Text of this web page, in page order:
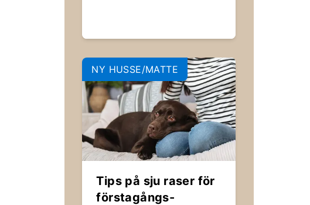
NY HUSSE/MATTE
Tips på sju raser för
förstagångs-